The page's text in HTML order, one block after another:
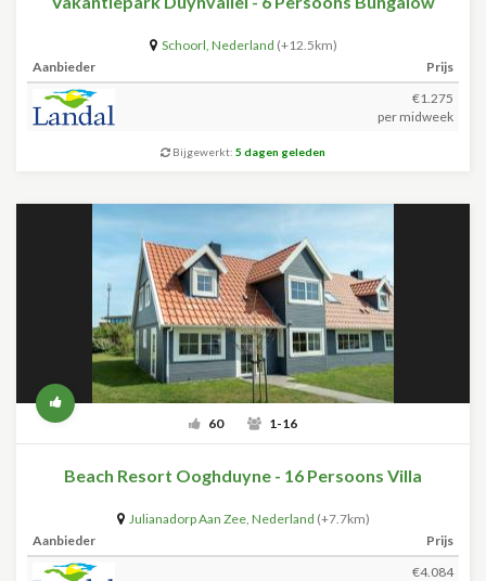
Schoorl, Nederland (+12.5km)
Aanbieder
Prijs
€1.275
per midweek
Bijgewerkt: 5 dagen geleden
60 1-16
Beach Resort Ooghduyne - 16 Persoons Villa
Julianadorp Aan Zee, Nederland (+7.7km)
Aanbieder
Prijs
€4.084